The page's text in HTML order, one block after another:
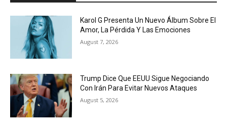
Karol G Presenta Un Nuevo Álbum Sobre El
Amor, La Pérdida Y Las Emociones
August 7, 2026
Trump Dice Que EEUU Sigue Negociando
Con Irán Para Evitar Nuevos Ataques
August 5, 2026